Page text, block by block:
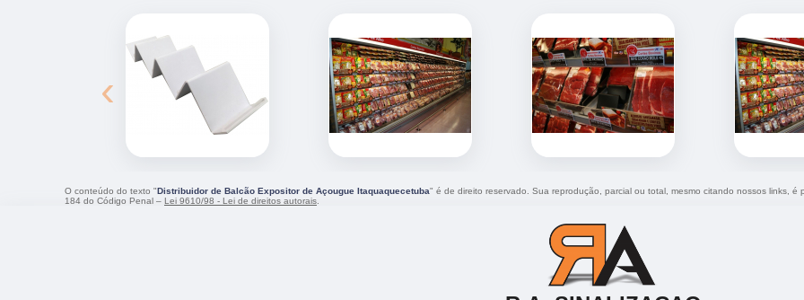
‹
O conteúdo do texto "Distribuidor de Balcão Expositor de Açougue Itaquaquecetuba" é de direito reservado. Sua reprodução, parcial ou total, mesmo citando nossos links,
184 do Código Penal – Lei 9610/98 - Lei de direitos autorais